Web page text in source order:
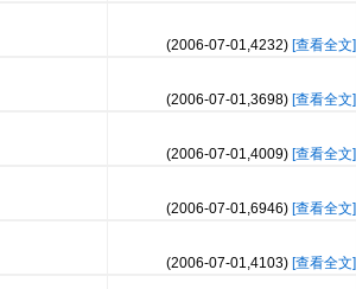
(2006-07-01,4232) [查看全文]
(2006-07-01,3698) [查看全文]
(2006-07-01,4009) [查看全文]
(2006-07-01,6946) [查看全文]
(2006-07-01,4103) [查看全文]